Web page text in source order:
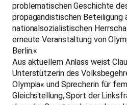
problematischen Geschichte
propagandistischen Beteiligung
nationalsozialistischen
erneute Veranstaltung von
Berlin.«
Aus aktuellem Anlass weist
Unterstützerin des
Olympia« und Sprecherin für
Gleichstellung, Sport der